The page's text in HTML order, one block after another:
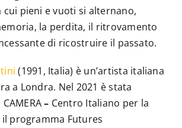
cui pieni e vuoti si alternano,
la perdita, il ritrovamento
di ricostruire il passato.
(1991, Italia) è un’artista italiana
a Londra. Nel 2021 è stata
– Centro Italiano per la
programma Futures